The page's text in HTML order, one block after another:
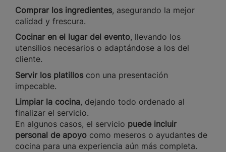
Comprar los ingredientes, asegurando la mejor
calidad y frescura.
Cocinar en el lugar del evento, llevando los
utensilios necesarios o adaptándose a los del
cliente.
Servir los platillos con una presentación
impecable.
Limpiar la cocina, dejando todo ordenado al
finalizar el servicio.
En algunos casos, el servicio puede incluir
personal de apoyo como meseros o ayudantes de
cocina para una experiencia aún más completa.